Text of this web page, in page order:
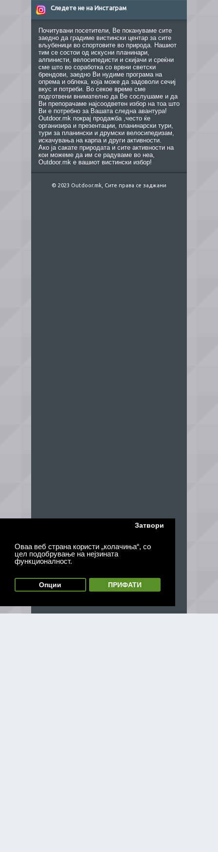
Оваа веб страна користи „колачиња“, со
цел подобрување на нејзината
функционалност.
Затвори
Опции ПРИФАТИ
Следете не на Инстаграм
Почитувани посетители, Ве покануваме сите
заедно да градиме вистински центар за сите
вљубеници во спортовите во природа. Нашиот
тим се состои од искусни планинари,
алпинисти, велосипедисти и скијачи и среќни
сме што во соработка со врвни светски
брендови, заедно Ви нудиме програма на
опрема и облека, која може да задоволи сечиј
вкус и потреби. Во секое време сме
подготвени внимателно да Ве сослушаме и да
Ви препорачаме најсоодветен избор на тоа што
Ви е потребно за Вашата следна авантура!
Outdoor.mk покрај продажба ,често ќе
организира и презентации, планинарски тури,
тури за планински и друмски велосипедизам,
искачувања на карпа и други активности.
Ако ја сакате природата и сите активности на
кои можеме да им се радуваме во неа,
Outdoor.mk е вашиот вистински избор!
© 2023 Outdoor.mk, Сите права се заджани